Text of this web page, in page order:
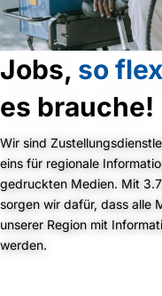
Jobs, so
es brauche!
Wir sind
eins für regionale
gedruckten Medien. Mit
sorgen wir dafür, dass alle
unserer Region mit
werden.